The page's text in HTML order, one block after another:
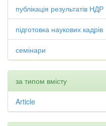
публікація результатів НДР
підготовка наукових кадрів
семінари
за типом вмісту
Article